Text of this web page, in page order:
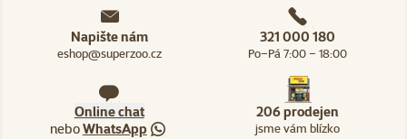
Napište nám
eshop@superzoo.cz
321 000 180
Po–Pá 7:00 – 18:00
Online chat
neboWhatsApp
206 prodejen
jsme vám blízko